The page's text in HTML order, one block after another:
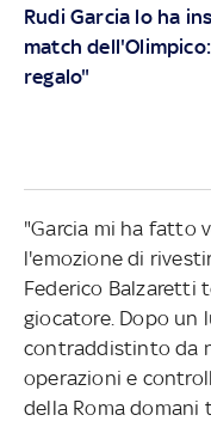
Rudi Garcia lo ha
match
regalo"
"Garcia mi ha fatto
l'emozione di
Federico Balzaretti
giocatore. Dopo un
contraddistinto da
operazioni e
della Roma